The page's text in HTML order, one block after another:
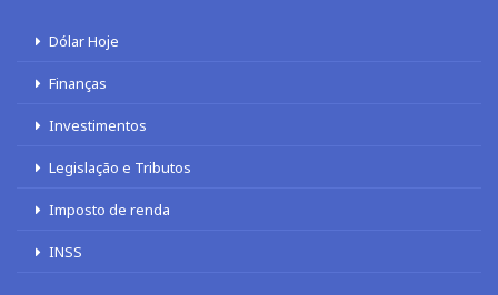
Dólar Hoje
Finanças
Investimentos
Legislação e Tributos
Imposto de renda
INSS